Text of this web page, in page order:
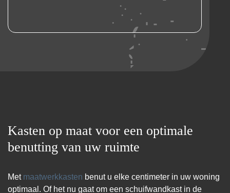
Kasten op maat voor een optimale
benutting van uw ruimte
Met maatwerkkasten benut u elke centimeter in uw woning
optimaal. Of het nu gaat om een schuifwandkast in de